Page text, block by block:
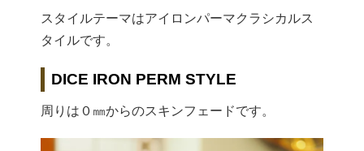
スタイルテーマはアイロンパーマクラシカルス
タイルです。
DICE IRON PERM STYLE
周りは０㎜からのスキンフェードです。